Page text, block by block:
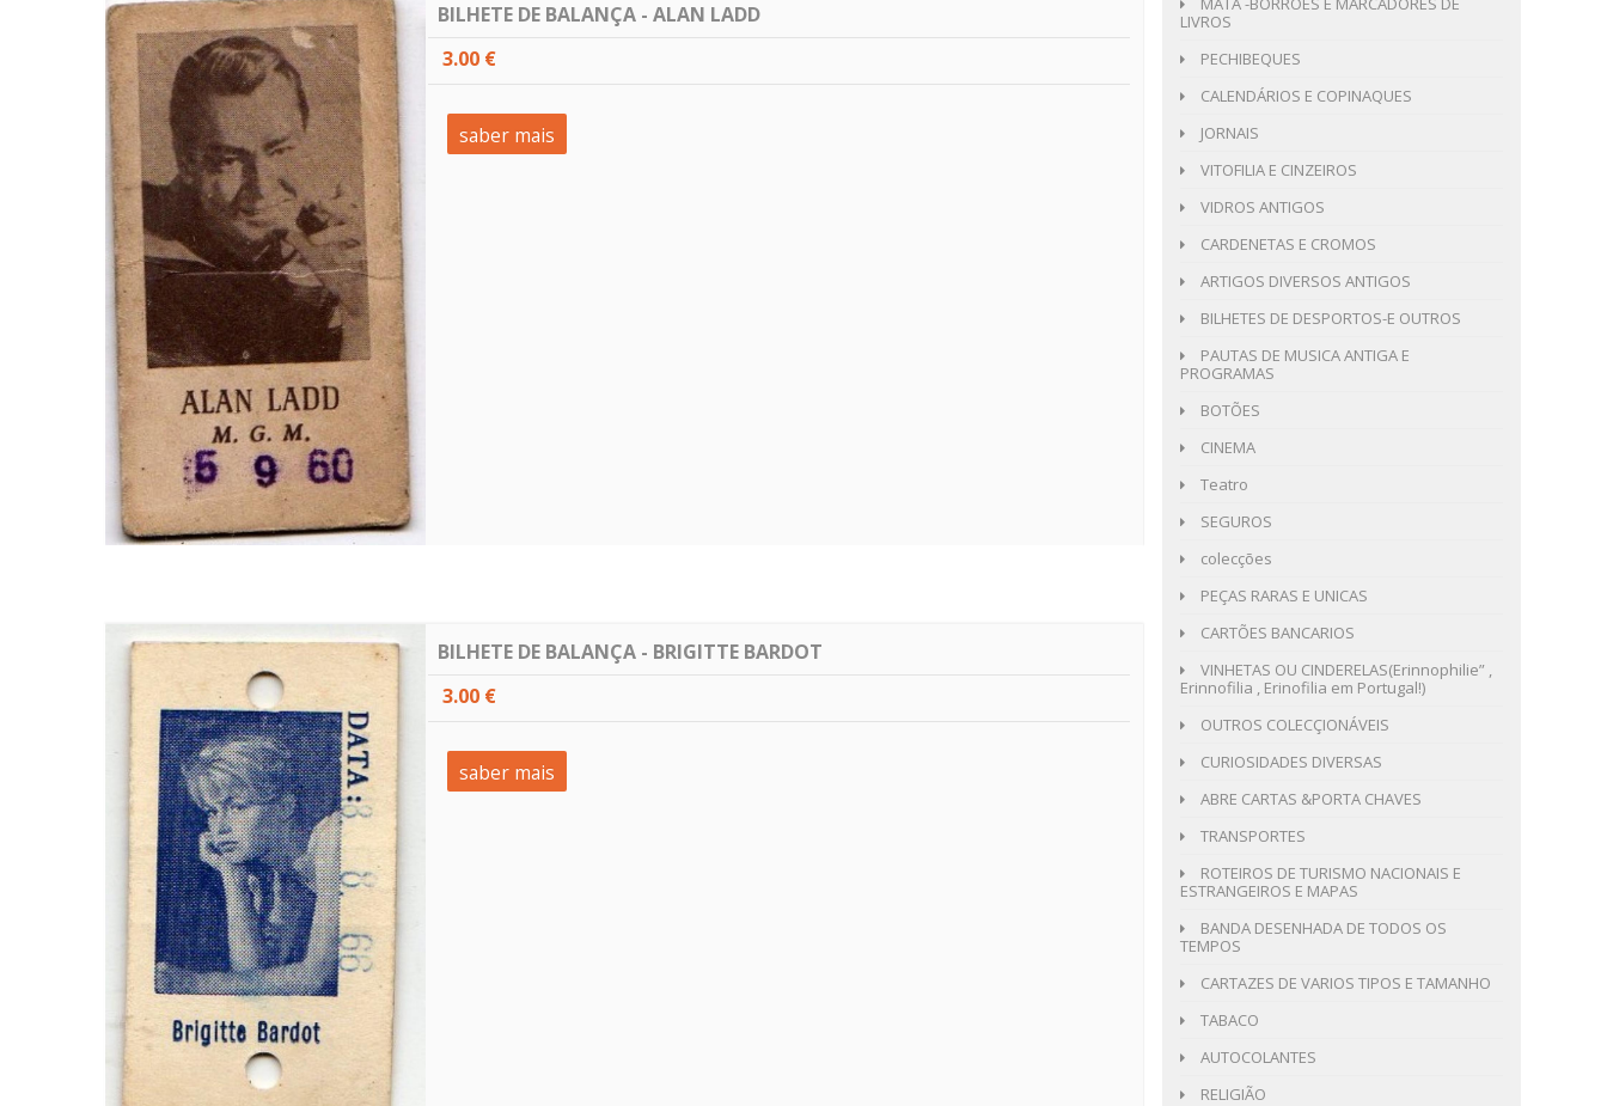
BILHETE DE BALANÇA - ALAN LADD
3.00 €
saber mais
BILHETE DE BALANÇA - BRIGITTE BARDOT
3.00 €
saber mais
LIVROS
PECHIBEQUES
CALENDÁRIOS E COPINAQUES
JORNAIS
VITOFILIA E CINZEIROS
VIDROS ANTIGOS
CARDENETAS E CROMOS
ARTIGOS DIVERSOS ANTIGOS
BILHETES DE DESPORTOS-E OUTROS
PAUTAS DE MUSICA ANTIGA E
PROGRAMAS
BOTÕES
CINEMA
Teatro
SEGUROS
colecções
PEÇAS RARAS E UNICAS
CARTÕES BANCARIOS
VINHETAS OU CINDERELAS(Erinnophilie” ,
Erinnofilia , Erinofilia em Portugal!)
OUTROS COLECÇIONÁVEIS
CURIOSIDADES DIVERSAS
ABRE CARTAS &PORTA CHAVES
TRANSPORTES
ROTEIROS DE TURISMO NACIONAIS E
ESTRANGEIROS E MAPAS
BANDA DESENHADA DE TODOS OS
TEMPOS
CARTAZES DE VARIOS TIPOS E TAMANHO
TABACO
AUTOCOLANTES
RELIGIÃO